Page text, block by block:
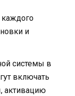
каждого
и
системы в
включать
активацию